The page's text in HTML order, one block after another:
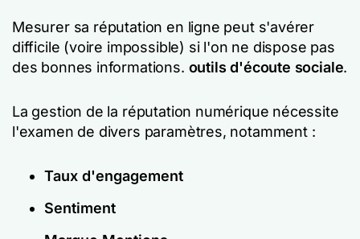
Mesurer sa réputation en ligne peut s'avérer
difficile (voire impossible) si l'on ne dispose pas
des bonnes informations. outils d'écoute sociale.
La gestion de la réputation numérique nécessite
l'examen de divers paramètres, notamment :
Taux d'engagement
Sentiment